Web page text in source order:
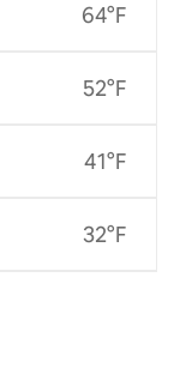
64°F
52°F
41°F
32°F